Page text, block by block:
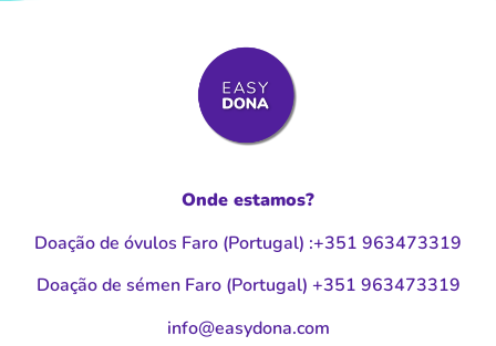
Onde estamos?
Doação de óvulos Faro (Portugal) :+351 963473319
Doação de sémen Faro (Portugal) +351 963473319
moc.anodysae@ofni